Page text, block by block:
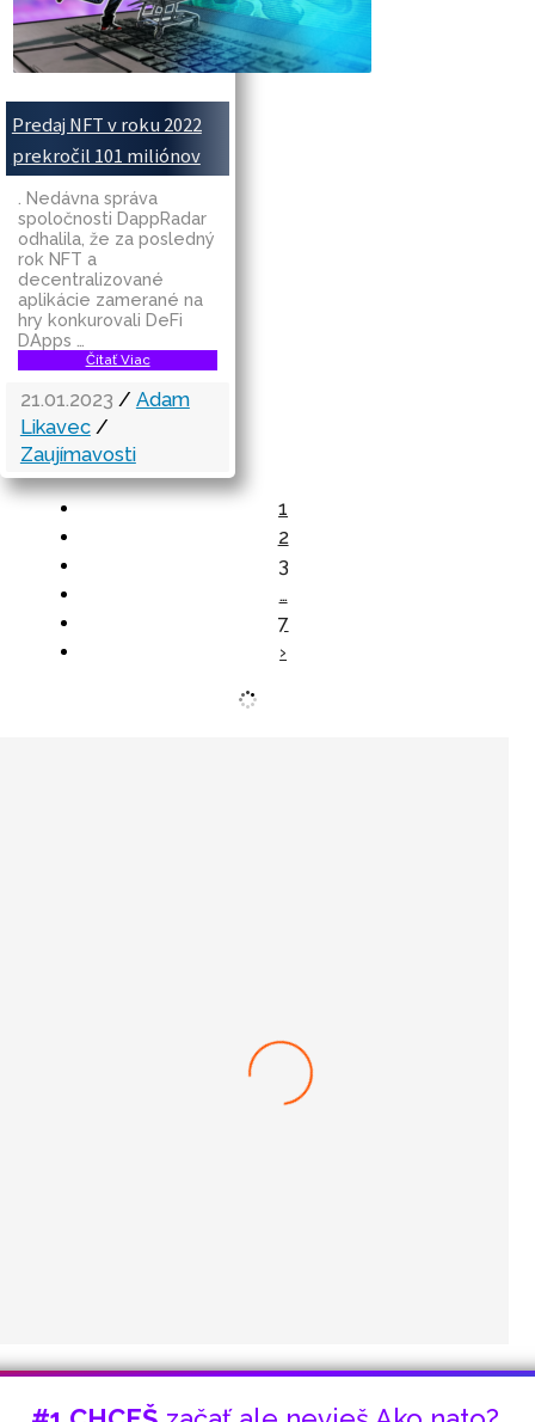
Predaj NFT v roku 2022
prekročil 101 miliónov
. Nedávna správa
spoločnosti DappRadar
odhalila, že za posledný
rok NFT a
decentralizované
aplikácie zamerané na
hry konkurovali DeFi
DApps …
Čítať Viac
21.01.2023 / Adam
Likavec/
Zaujímavosti
1
2
3
…
7
›